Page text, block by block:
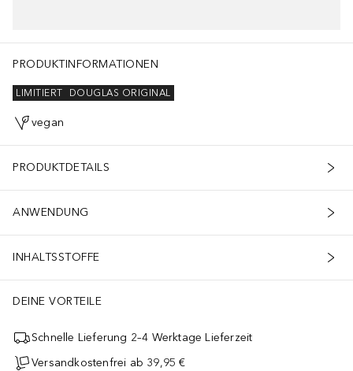
PRODUKTINFORMATIONEN
DOUGLAS ORIGINAL
LIMITIERT
vegan
PRODUKTDETAILS
ANWENDUNG
INHALTSSTOFFE
DEINE VORTEILE
Schnelle Lieferung 2–4 Werktage Lieferzeit
Versandkostenfrei ab 39,95 €